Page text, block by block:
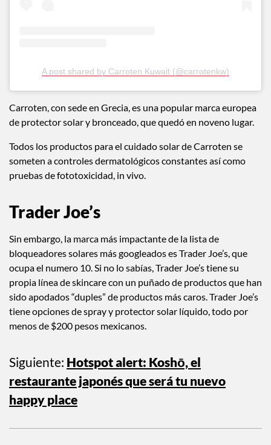
A post shared by Carroten Kuwait (@carrotenkw)
Carroten, con sede en Grecia, es una popular marca europea
de protector solar y bronceado, que quedó en noveno lugar.
Todos los productos para el cuidado solar de Carroten se
someten a controles dermatológicos constantes así como
pruebas de fototoxicidad, in vivo.
Trader Joe’s
Sin embargo, la marca más impactante de la lista de
bloqueadores solares más googleados es Trader Joe’s, que
ocupa el numero 10. Si no lo sabías, Trader Joe’s tiene su
propia línea de skincare con un puñado de productos que han
sido apodados “duples” de productos más caros. Trader Joe’s
tiene opciones de spray y protector solar líquido, todo por
menos de $200 pesos mexicanos.
Siguiente: Hotspot alert: Koshō, el
restaurante japonés que será tu nuevo
happy place